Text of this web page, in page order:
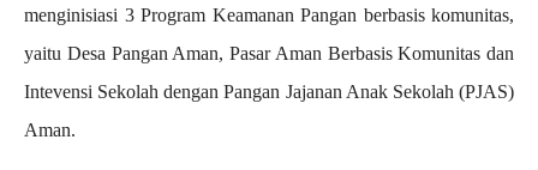
menginisiasi 3 Program Keamanan Pangan berbasis komunitas,
yaitu Desa Pangan Aman, Pasar Aman Berbasis Komunitas dan
Intevensi Sekolah dengan Pangan Jajanan Anak Sekolah (PJAS)
Aman.